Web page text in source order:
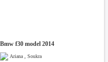
Bmw f30 model 2014
Ariana , Soukra